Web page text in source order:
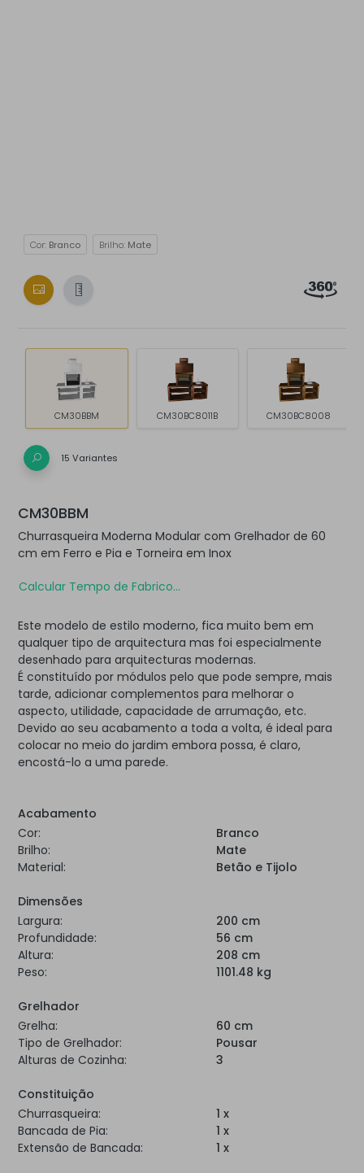
Cor: Branco Brilho: Mate
CM30BBM CM30BC8011B CM30BC8008
15 Variantes
CM30BBM
Churrasqueira Moderna Modular com Grelhador de 60
cm em Ferro e Pia e Torneira em Inox
Calcular Tempo de Fabrico...
Este modelo de estilo moderno, fica muito bem em
qualquer tipo de arquitectura mas foi especialmente
desenhado para arquitecturas modernas.
É constituído por módulos pelo que pode sempre, mais
tarde, adicionar complementos para melhorar o
aspecto, utilidade, capacidade de arrumação, etc.
Devido ao seu acabamento a toda a volta, é ideal para
colocar no meio do jardim embora possa, é claro,
encostá-lo a uma parede.
Acabamento
Cor:
Branco
Brilho:
Mate
Material:
Betão e Tijolo
Dimensões
Largura:
200 cm
Profundidade:
56 cm
Altura:
208 cm
Peso:
1101.48 kg
Grelhador
Grelha:
60 cm
Tipo de Grelhador:
Pousar
Alturas de Cozinha:
3
Constituição
Churrasqueira:
1 x
Bancada de Pia:
1 x
Extensão de Bancada:
1 x